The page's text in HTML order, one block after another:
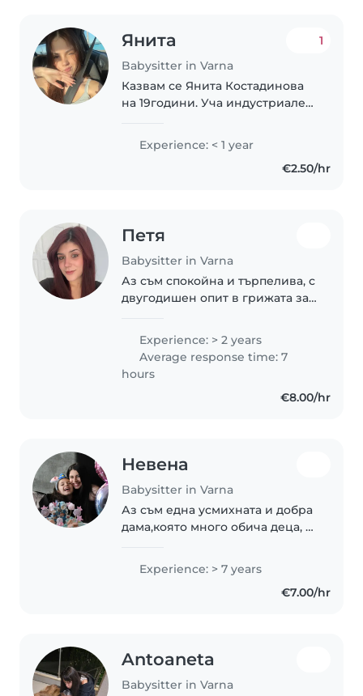
Янита
Babysitter in Varna
1
Казвам се Янита Костадинова
на 19години. Уча индустриален
университет във Варна. В
свободното си време се
занимавам активно с пеене и
Experience: < 1 year
€2.50/hr
Петя
Babysitter in Varna
Аз съм спокойна и търпелива, с
двугодишен опит в грижата за
бебета до ученици. Владея
отлично български и
английски език, обичам
творческите занимания..
Experience: > 2 years
Average response time: 7
hours
€8.00/hr
Невена
Babysitter in Varna
Аз съм една усмихната и добра
дама,която много обича деца, а
като учител и като
детегледачка.С удоволствие
прекарвам време в приказния
Experience: > 7 years
€7.00/hr
Antoaneta
Babysitter in Varna